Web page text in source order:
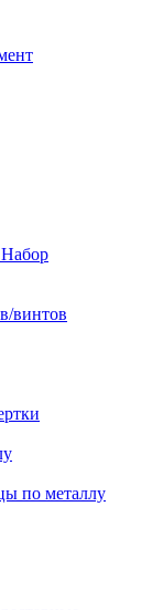
Набор
винтов
по металлу